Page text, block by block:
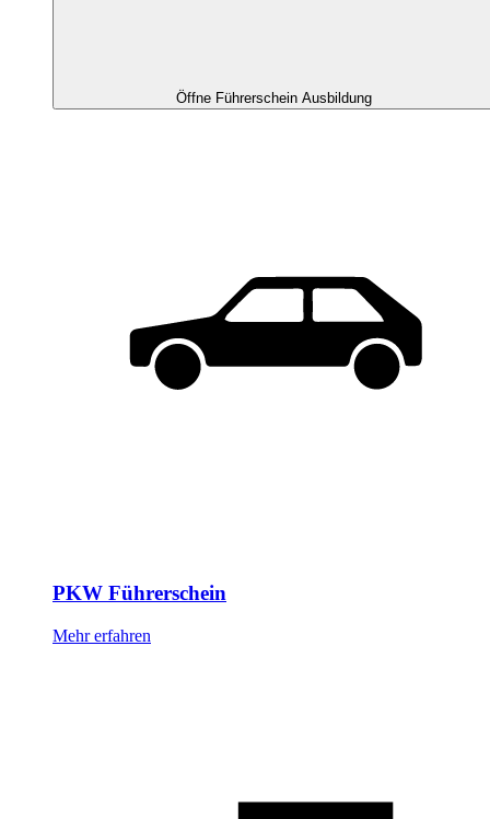
Öffne Führerschein Ausbildung
PKW Führerschein
Mehr erfahren